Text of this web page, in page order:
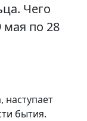
Чего
мая по 28
наступает
бытия.